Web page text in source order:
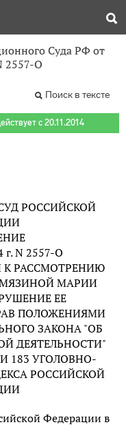
Суда РФ от
2557-О
Поиск в тексте
с 20.11.2014
РОССИЙСКОЙ
г. N 2557-О
К РАССМОТРЕНИЮ
МАРИИ
ЕЕ
ПОЛОЖЕНИЯМИ
ЗАКОНА "ОБ
ДЕЯТЕЛЬНОСТИ"
И 183 УГОЛОВНО-
РОССИЙСКОЙ
Федерации в